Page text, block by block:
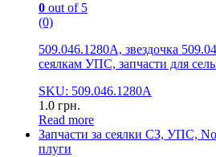
0 out of 5
(0)
509.046.1280А, звездочка
сеялкам УПС, запчасти для
SKU: 509.046.1280А
1.0 грн.
Read more
Запчасти за сеялки СЗ, УПС,
плуги